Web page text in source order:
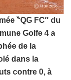
‶QG FC″ du
Golfe 4 a
de la
dans la
contre 0, à